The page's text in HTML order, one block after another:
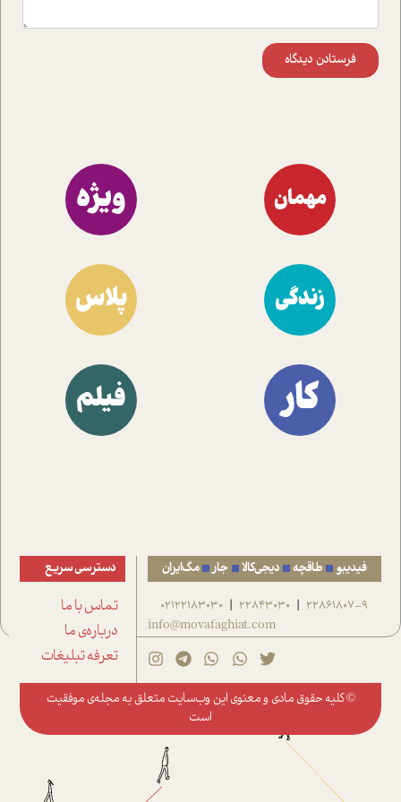
فرستادن دیدگاه
مهمان ویژه
زندگی پلاس
کار فیلم
فیدیبو طاقچه دیجی‌کالا جار مگ‌ایران
22861807-9
|
22843030
|
02122183030
info@movafaghiat.com
دسترسی سریع
تماس با ما
درباره‌ی ما
تعرفه تبلیغات
© کلیه حقوق مادی و معنوی این وب‌سایت متعلق به مجله‌ی موفقیت
است